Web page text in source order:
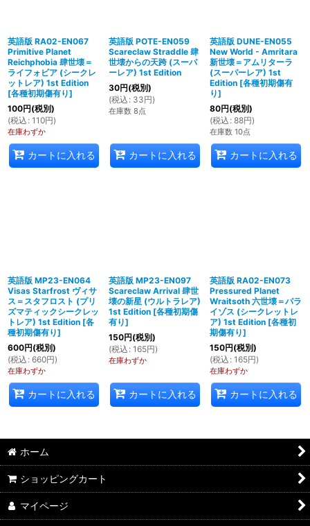
英語版 RA02-EN067
Primitive Planet
Reichphobia 肆世壊＝
ライフォビア (シークレ
ットレア) 1st Edition
[各種初期傷有り]
100円(税別)
(税込 : 110円)
在庫わずか
カートに入れる
英語版 POTE-EN059
Scareclaw Straddle 肆
世壊からの天跨 (スーパ
ーレア) 1st Edition
30円(税別)
(税込 : 33円)
在庫数 8点
カートに入れる
英語版 DUNE-EN055
New World - Amritara
新世壊＝アムリターラ
(スーパーレア) 1st
Edition [各種初期傷有
り]
80円(税別)
(税込 : 88円)
在庫数 10点
カートに入れる
英語版 MP23-EN064
Visas Starfrost ヴィサ
ス＝スタフロスト (プリ
ズマティックシークレッ
トレア) 1st Edition [各
種初期傷有り]
600円(税別)
(税込 : 660円)
在庫わずか
カートに入れる
英語版 MP23-EN097
Scareclaw Arrival 肆世
壊の新星 (ウルトラレア)
1st Edition [各種初期傷
有り]
150円(税別)
(税込 : 165円)
在庫わずか
カートに入れる
英語版 RA02-EN073
Pressured Planet
Wraitsoth 六世壊＝パラ
イゾス (シークレットレ
ア) 1st Edition [各種初
期傷有り]
150円(税別)
(税込 : 165円)
在庫わずか
カートに入れる
ホーム
ショッピングカート
マイページ